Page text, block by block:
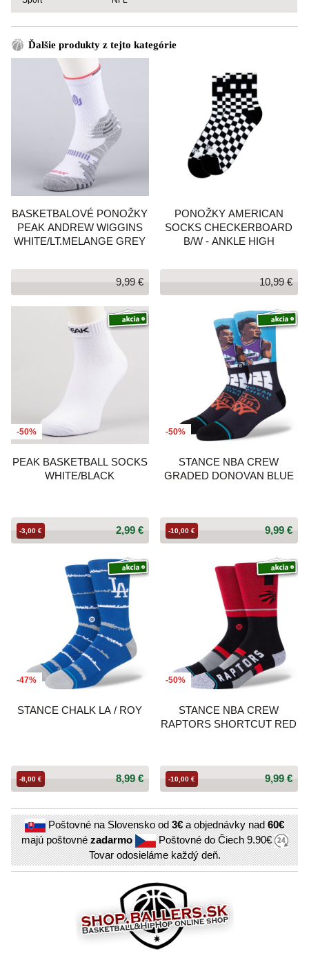
Ďalšie produkty z tejto kategórie
BASKETBALOVÉ PONOŽKY
PEAK ANDREW WIGGINS
WHITE/LT.MELANGE GREY
9,99 €
PONOŽKY AMERICAN
SOCKS CHECKERBOARD
B/W - ANKLE HIGH
10,99 €
-50%
PEAK BASKETBALL SOCKS
WHITE/BLACK
2,99 €
-3,00 €
-50%
STANCE NBA CREW
GRADED DONOVAN BLUE
9,99 €
-10,00 €
-47%
STANCE CHALK LA / ROY
8,99 €
-8,00 €
-50%
STANCE NBA CREW
RAPTORS SHORTCUT RED
9,99 €
-10,00 €
Poštovné na Slovensko od3€a objednávky nad60€
majú poštovnézadarmo Poštovné do Čiech9.90€
Tovar odosieláme každý deň.